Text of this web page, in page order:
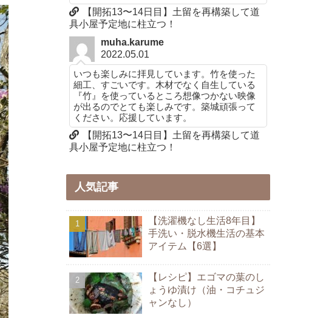
【開拓13〜14日目】土留を再構築して道
具小屋予定地に柱立つ！
muha.karume
2022.05.01
いつも楽しみに拝見しています。竹を使った
細工、すごいです。木材でなく自生している
『竹』を使っているところ想像つかない映像
が出るのでとても楽しみです。築城頑張って
ください。応援しています。
【開拓13〜14日目】土留を再構築して道
具小屋予定地に柱立つ！
人気記事
【洗濯機なし生活8年目】
手洗い・脱水機生活の基本
アイテム【6選】
【レシピ】エゴマの葉のし
ょうゆ漬け（油・コチュジ
ャンなし）